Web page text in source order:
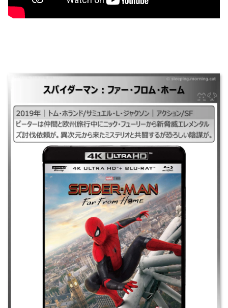
｜#スパイダーマン：ファー・フロム・ホーム#スパイダーマンファーフロ
ムホーム## ｜2019年｜トム・ホランド/サミュエル・L・ジャクソン｜ア
クション/SF ｜ピーターは仲間と欧州旅行中にニック・フューリーから新
脅威エレメンタルズ討伐依頼が。異次元から来たミステリオと共闘するが